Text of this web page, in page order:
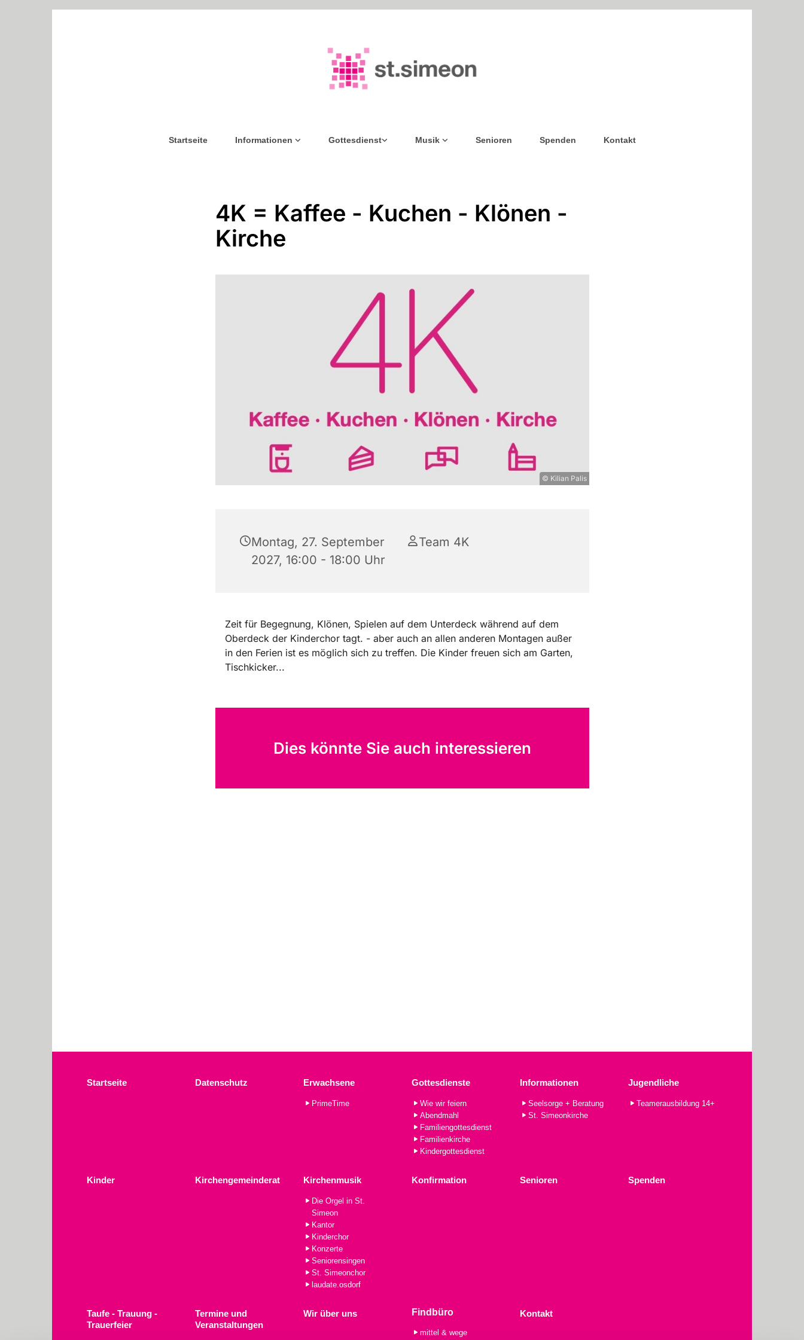
Startseite Informationen Gottesdienst Musik Senioren Spenden Kontakt
4K = Kaffee - Kuchen - Klönen -
Kirche
© Kilian Palis
Montag, 27. September
2027, 16:00 - 18:00 Uhr
Team 4K
Zeit für Begegnung, Klönen, Spielen auf dem Unterdeck während auf dem
Oberdeck der Kinderchor tagt. - aber auch an allen anderen Montagen außer
in den Ferien ist es möglich sich zu treffen. Die Kinder freuen sich am Garten,
Tischkicker...
Dies könnte Sie auch interessieren
Startseite Datenschutz Erwachsene
PrimeTime
Gottesdienste
Wie wir feiern
Abendmahl
Familiengottesdienst
Familienkirche
Kindergottesdienst
Informationen
Seelsorge + Beratung
St. Simeonkirche
Jugendliche
Teamerausbildung 14+
Kinder Kirchengemeinderat Kirchenmusik
Die Orgel in St.
Simeon
Kantor
Kinderchor
Konzerte
Seniorensingen
St. Simeonchor
laudate.osdorf
Konfirmation Senioren Spenden
Taufe - Trauung -
Trauerfeier
Termine und
Veranstaltungen
Wir über uns Findbüro
mittel & wege
Kontakt